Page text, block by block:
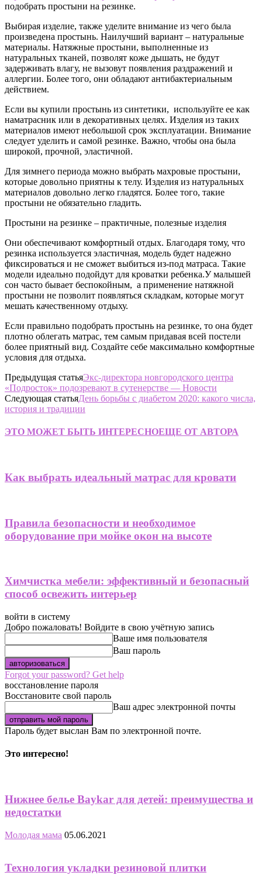
подобрать простыни на резинке.
Выбирая изделие, также уделите внимание из чего была
произведена простынь. Наилучший вариант – натуральные
материалы. Натяжные простыни, выполненные из
натуральных тканей, позволят коже дышать, не будут
задерживать влагу, не вызовут появления раздражений и
аллергии. Более того, они обладают антибактериальным
действием.
Если вы купили простынь из синтетики, используйте ее как
наматрасник или в декоративных целях. Изделия из таких
материалов имеют небольшой срок эксплуатации. Внимание
следует уделить и самой резинке. Важно, чтобы она была
широкой, прочной, эластичной.
Для зимнего периода можно выбрать махровые простыни,
которые довольно приятны к телу. Изделия из натуральных
материалов довольно легко гладятся. Более того, такие
простыни не обязательно гладить.
Простыни на резинке – практичные, полезные изделия
Они обеспечивают комфортный отдых. Благодаря тому, что
резинка используется эластичная, модель будет надежно
фиксироваться и не сможет выбиться из-под матраса. Такие
модели идеально подойдут для кроватки ребенка.У малышей
сон часто бывает беспокойным, а применение натяжной
простыни не позволит появляться складкам, которые могут
мешать качественному отдыху.
Если правильно подобрать простынь на резинке, то она будет
плотно облегать матрас, тем самым придавая всей постели
более приятный вид. Создайте себе максимально комфортные
условия для отдыха.
Предыдущая статьяЭкс-директора новгородского центра
«Подросток» подозревают в сутенерстве — Новости
Следующая статьяДень борьбы с диабетом 2020: какого числа,
история и традиции
ЭТО МОЖЕТ БЫТЬ ИНТЕРЕСНОЕЩЕ ОТ АВТОРА
Как выбрать идеальный матрас для кровати
Правила безопасности и необходимое
оборудование при мойке окон на высоте
Химчистка мебели: эффективный и безопасный
способ освежить интерьер
войти в систему
Добро пожаловать! Войдите в свою учётную запись
Ваше имя пользователя
Ваш пароль
Forgot your password? Get help
восстановление пароля
Восстановите свой пароль
Ваш адрес электронной почты
Пароль будет выслан Вам по электронной почте.
Это интересно!
Нижнее белье Baykar для детей: преимущества и
недостатки
Молодая мама 05.06.2021
Технология укладки резиновой плитки